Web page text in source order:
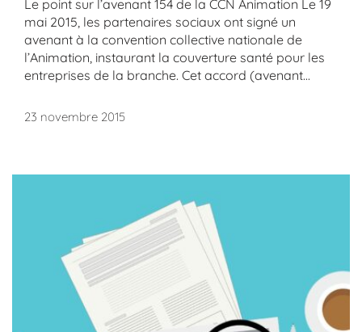
Le point sur l’avenant 154 de la CCN Animation Le 19
mai 2015, les partenaires sociaux ont signé un
avenant à la convention collective nationale de
l’Animation, instaurant la couverture santé pour les
entreprises de la branche. Cet accord (avenant...
23 novembre 2015